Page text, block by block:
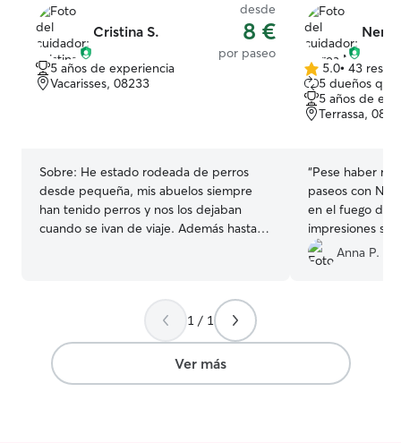
Cristina S.
desde
8 €
por paseo
5 años de experiencia
Vacarisses, 08233
Sobre: He estado rodeada de perros
desde pequeña, mis abuelos siempre
han tenido perros y nos los dejaban
cuando se ivan de viaje. Además hasta
perros más mayores. Soy estudiante de
universidad en terrassa, puedo salir de la
uni y ir a cuidar de perritos, o ir a darles
un paseo, además vivo con mis padres
por lo que la mayor parte del tiempo hay
5.0
de
5
estrellas
5.0• 43
5 dueños
5 años de
Terrassa,
“Pese haber
paseos con
en el fuego de
impresiones
chica atenta,
animales,
como una mas
Anna P.
1 / 1
Ver más